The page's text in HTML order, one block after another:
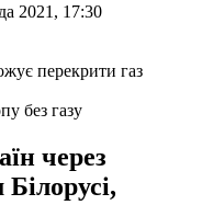
2021, 17:30
без газу
через